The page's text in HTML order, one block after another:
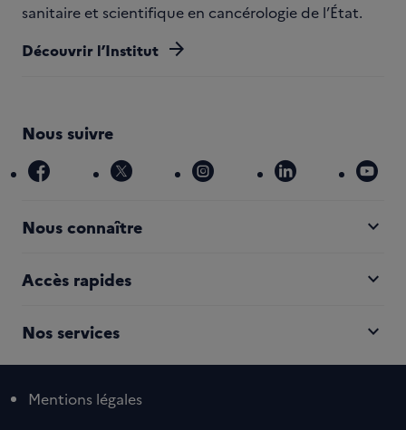
sanitaire et scientifique en cancérologie de l’État.
Découvrir l’Institut arrow_forward
Nous suivre
facebook x instagram linkedin
Nous connaître expand_more
Accès rapides expand_more
Nos services expand_more
Mentions légales